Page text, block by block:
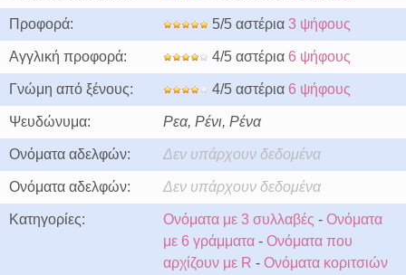
Προφορά: 5/5 αστέρια 3 ψήφους
Αγγλική προφορά: 4/5 αστέρια 6 ψήφους
Γνώμη από ξένους: 4/5 αστέρια 6 ψήφους
Ψευδώνυμα: Ρεα, Ρένι, Ρένα
Ονόματα αδελφών: Δεν υπάρχουν δεδομένα
Ονόματα αδελφών: Δεν υπάρχουν δεδομένα
Κατηγορίες: Ονόματα με 3 συλλαβές - Ονόματα
με 6 γράμματα - Ονόματα που
αρχίζουν με R - Ονόματα κοριτσιών